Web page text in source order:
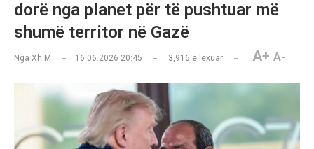
dorë nga planet për të pushtuar më
shumë territor në Gazë
Nga Xh M 16.06.2026 20:45 3,916 e lexuar A+ A-